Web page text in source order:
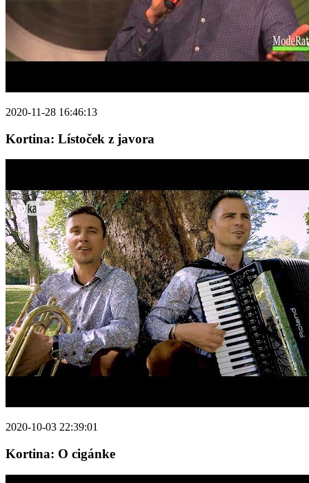
2020-11-28 16:46:13
Kortina: Lístoček z javora
2020-10-03 22:39:01
Kortina: O cigánke